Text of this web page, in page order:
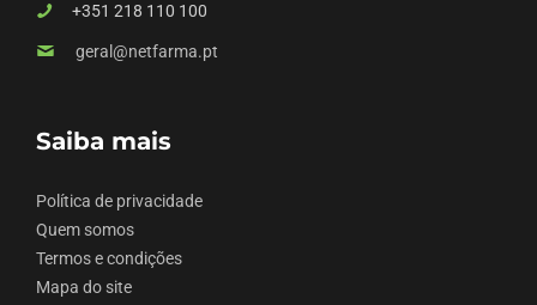
+351 218 110 100
geral@netfarma.pt
Saiba mais
Política de privacidade
Quem somos
Termos e condições
Mapa do site